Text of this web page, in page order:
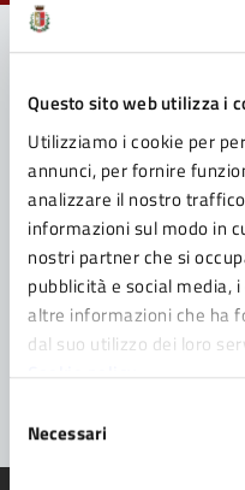
Questo sito web utilizza i
Utilizziamo i cookie per
annunci, per fornire
analizzare il nostro
informazioni sul modo in
nostri partner che si
pubblicità e social media,
altre informazioni che ha
dal suo utilizzo dei loro
del
consenso
Necessari
Contatta il Comune
Leggi le domande
Richiedi assistenza
Prenota
Problemi in città